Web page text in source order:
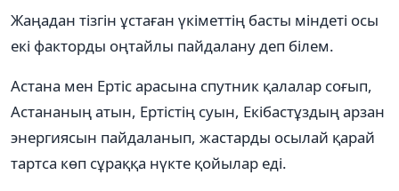
Жаңадан тізгін ұстаған үкіметтің басты міндеті осы
екі факторды оңтайлы пайдалану деп білем.
Астана мен Ертіс арасына спутник қалалар соғып,
Астананың атын, Ертістің суын, Екібастұздың арзан
энергиясын пайдаланып, жастарды осылай қарай
тартса көп сұраққа нүкте қойылар еді.